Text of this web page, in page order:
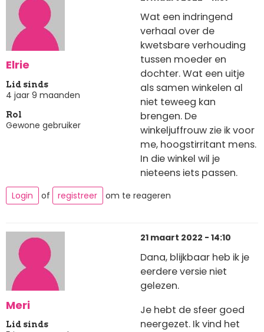
Elrie
Lid sinds
4 jaar 9 maanden
Rol
Gewone gebruiker
Wat een indringend
verhaal over de
kwetsbare verhouding
tussen moeder en
dochter. Wat een uitje
als samen winkelen al
niet teweeg kan
brengen. De
winkeljuffrouw zie ik voor
me, hoogstirritant mens.
In die winkel wil je
nieteens iets passen.
Login of registreer om te reageren
Meri
Lid sinds
21 maart 2022 - 14:10
Dana, blijkbaar heb ik je
eerdere versie niet
gelezen.
Je hebt de sfeer goed
neergezet. Ik vind het